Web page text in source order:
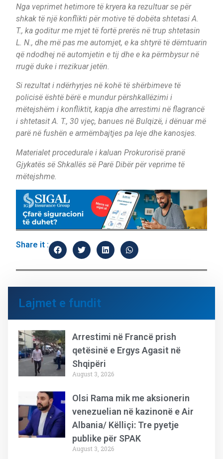
Nga veprimet hetimore të kryera ka rezultuar se për
shkak të një konflikti për motive të dobëta shtetasi A.
T., ka goditur me mjet të fortë prerës në trup shtetasin
L. N., dhe më pas me automjet, e ka shtyrë të dëmtuarin
që ndodhej në automjetin e tij dhe e ka përmbysur në
rrugë duke i rrezikuar jetën.
Si rezultat i ndërhyrjes në kohë të shërbimeve të
policisë është bërë e mundur përshkallëzimi i
mëtejshëm i konfliktit, kapja dhe arrestimi në flagrancë
i shtetasit A. T., 30 vjeç, banues në Bulqizë, i dënuar më
parë në fushën e armëmbajtjes pa leje dhe kanosjes.
Materialet procedurale i kaluan Prokurorisë pranë
Gjykatës së Shkallës së Parë Dibër për veprime të
mëtejshme.
Share it :
Lajmet e fundit
Arrestimi në Francë prish
qetësinë e Ergys Agasit në
Shqipëri
August 3, 2026
Olsi Rama mik me aksionerin
venezuelian në kazinonë e Air
Albania/ Këlliçi: Tre pyetje
publike për SPAK
August 3, 2026